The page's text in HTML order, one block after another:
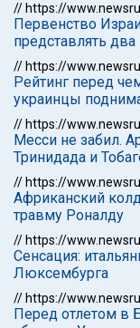
// https://
Первенство
представлять два
// https://
Рейтинг перед
украинцы
// https://
Месси не забил.
Тринидада и
// https://
Африканский
травму Роналду
// https://
Сенсация:
Люксембурга
// https://
Перед отлетом в